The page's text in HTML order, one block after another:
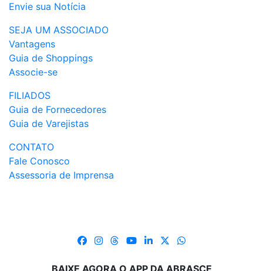
Envie sua Notícia
SEJA UM ASSOCIADO
Vantagens
Guia de Shoppings
Associe-se
FILIADOS
Guia de Fornecedores
Guia de Varejistas
CONTATO
Fale Conosco
Assessoria de Imprensa